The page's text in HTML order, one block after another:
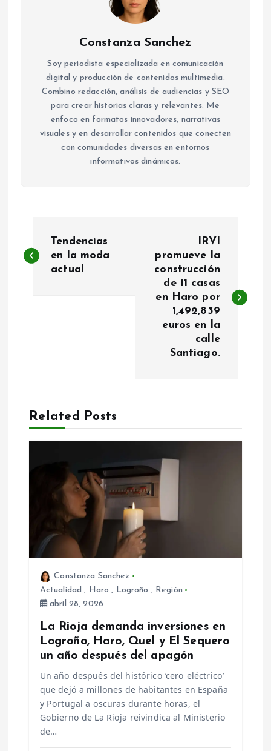
Constanza Sanchez
Soy periodista especializada en comunicación
digital y producción de contenidos multimedia.
Combino redacción, análisis de audiencias y SEO
para crear historias claras y relevantes. Me
enfoco en formatos innovadores, narrativas
visuales y en desarrollar contenidos que conecten
con comunidades diversas en entornos
informativos dinámicos.
a
c
e
Tendencias
en la moda
actual
IRVI
promueve la
construcción
de 11 casas
en Haro por
1,492,839
euros en la
calle
Santiago.
Related Posts
Constanza Sanchez
Actualidad , Haro , Logroño , Región
abril 28, 2026
La Rioja demanda inversiones en
Logroño, Haro, Quel y El Sequero
un año después del apagón
Un año después del histórico ‘cero eléctrico’
que dejó a millones de habitantes en España
y Portugal a oscuras durante horas, el
Gobierno de La Rioja reivindica al Ministerio
de…